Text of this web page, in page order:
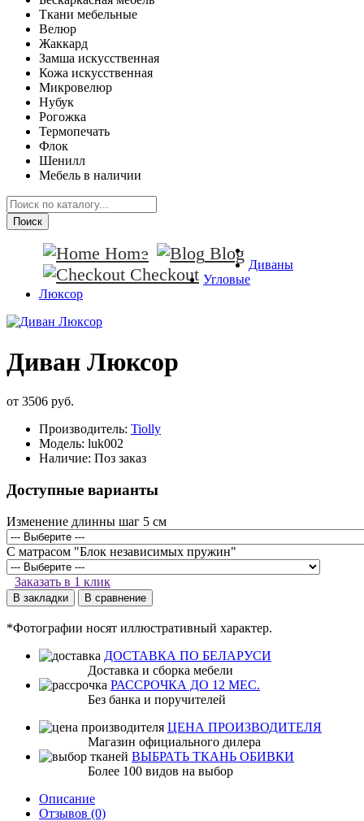
Ткани мебельные
Велюр
Жаккард
Замша искусственная
Кожа искусственная
Микровелюр
Нубук
Рогожка
Термопечать
Флок
Шенилл
Мебель в наличии
Поиск
Home
Blog
Checkout
Диваны
Угловые
Люксор
Диван Люксор
от 3506 руб.
Производитель: Tiolly
Модель: luk002
Наличие: Поз заказ
Доступные варианты
Изменение длинны шаг 5 см
С матрасом "Блок независимых пружин"
Заказать в 1 клик
В закладки В сравнение
*Фотографии носят иллюстративный характер.
ДОСТАВКА ПО БЕЛАРУСИ
Доставка и сборка мебели
РАССРОЧКА ДО 12 МЕС.
Без банка и поручителей
ЦЕНА ПРОИЗВОДИТЕЛЯ
Магазин официального дилера
ВЫБРАТЬ ТКАНЬ ОБИВКИ
Более 100 видов на выбор
Описание
Отзывов (0)